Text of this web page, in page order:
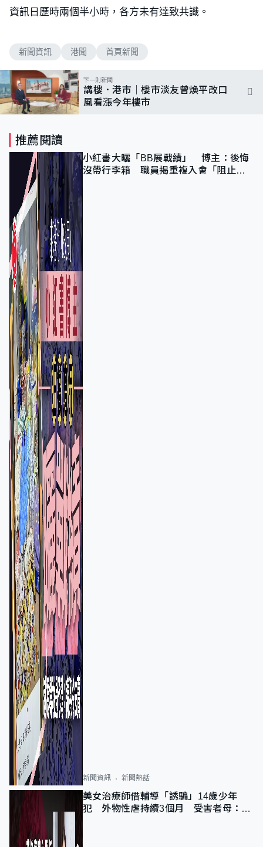
資訊日歷時兩個半小時，各方未有達致共識。
新聞資訊 港聞 首頁新聞
下一則新聞
講樓．港市｜樓市淡友曾煥平改口
風看漲今年樓市
推薦閱讀
小紅書大曬「BB展戰績」 博主：後悔
沒帶行李箱 職員揭重複入會「阻止唔
新聞資訊 新聞熱話
美女治療師借輔導「誘騙」14歲少年
犯 外物性虐持續3個月 受害者母：要